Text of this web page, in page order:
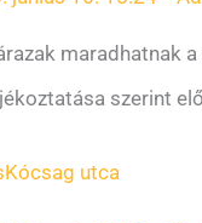
maradhatnak
szerint
Kócsag utca